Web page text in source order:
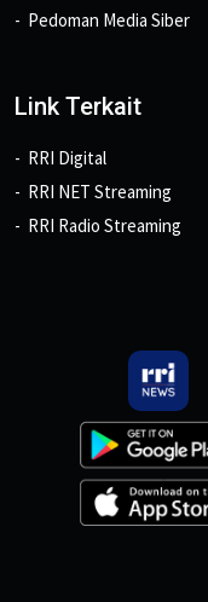
Pedoman Media Siber
Link Terkait
RRI Digital
RRI NET Streaming
RRI Radio Streaming